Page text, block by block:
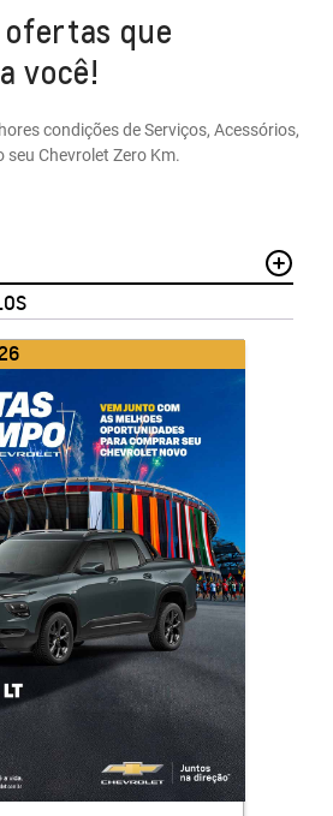
que
você!
condições de Serviços, Acessórios,
Chevrolet Zero Km.